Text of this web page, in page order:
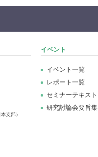
支部）
イベント
イベント一覧
レポート一覧
セミナーテキスト
研究討論会要旨集